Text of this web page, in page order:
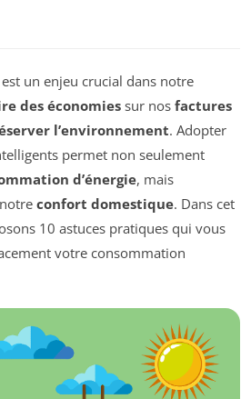
un enjeu crucial dans notre
des économies sur nos factures
l’environnement. Adopter
permet non seulement
d’énergie, mais
confort domestique. Dans cet
10 astuces pratiques qui vous
votre consommation